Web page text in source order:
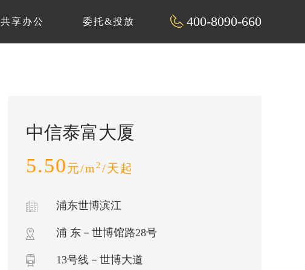
400-8090-660
共享办公 委托&投放
中信泰富大厦
5.50元/m 2/天起
浦东世博滨江
浦 东－世博馆路28号
13号线－世博大道